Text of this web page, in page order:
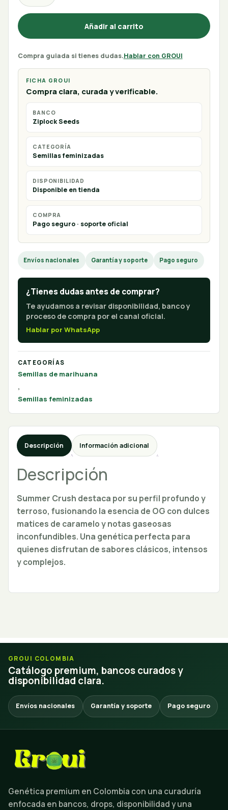
Añadir al carrito
Compra guiada si tienes dudas.Hablar con GROUI
FICHA GROUI
Compra clara, curada y verificable.
BANCO
Ziplock Seeds
CATEGORÍA
Semillas feminizadas
DISPONIBILIDAD
Disponible en tienda
COMPRA
Pago seguro · soporte oficial
Envíos nacionales Garantía y soporte Pago seguro
¿Tienes dudas antes de comprar?
Te ayudamos a revisar disponibilidad, banco y
proceso de compra por el canal oficial.
Hablar por WhatsApp
CATEGORÍAS
Semillas de marihuana
,
Semillas feminizadas
Descripción Información adicional
Descripción
Summer Crush destaca por su perfil profundo y
terroso, fusionando la esencia de OG con dulces
matices de caramelo y notas gaseosas
inconfundibles. Una genética perfecta para
quienes disfrutan de sabores clásicos, intensos
y complejos.
GROUI COLOMBIA
Catálogo premium, bancos curados y
disponibilidad clara.
Envíos nacionales Garantía y soporte Pago seguro
Genética premium en Colombia con una curaduría
enfocada en bancos, drops, disponibilidad y una